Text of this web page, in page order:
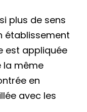
plus de sens
établissement
est appliquée
la même
en
avec les